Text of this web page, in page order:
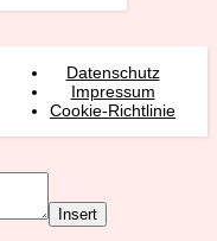
Datenschutz
Impressum
Cookie-Richtlinie
Insert